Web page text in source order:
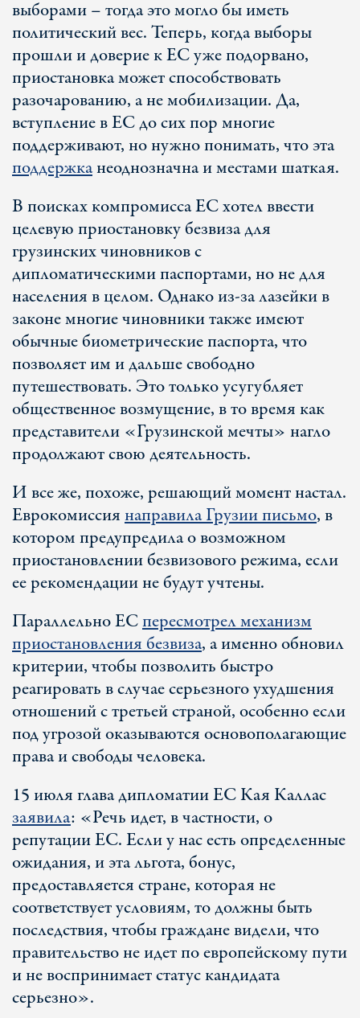
выборами – тогда это могло бы иметь
политический вес. Теперь, когда выборы
прошли и доверие к ЕС уже подорвано,
приостановка может способствовать
разочарованию, а не мобилизации. Да,
вступление в ЕС до сих пор многие
поддерживают, но нужно понимать, что эта
поддержканеоднозначна и местами шаткая.
В поисках компромисса ЕС хотел ввести
целевую приостановку безвиза для
грузинских чиновников с
дипломатическими паспортами, но не для
населения в целом. Однако из-за лазейки в
законе многие чиновники также имеют
обычные биометрические паспорта, что
позволяет им и дальше свободно
путешествовать. Это только усугубляет
общественное возмущение, в то время как
представители «Грузинской мечты» нагло
продолжают свою деятельность.
И все же, похоже, решающий момент настал.
Еврокомиссиянаправила Грузии письмо, в
котором предупредила о возможном
приостановлении безвизового режима, если
ее рекомендации не будут учтены.
Параллельно ЕСпересмотрел механизм
приостановления безвиза, а именно обновил
критерии, чтобы позволить быстро
реагировать в случае серьезного ухудшения
отношений с третьей страной, особенно если
под угрозой оказываются основополагающие
права и свободы человека.
15 июля глава дипломатии ЕС Кая Каллас
заявила: «Речь идет, в частности, о
репутации ЕС. Если у нас есть определенные
ожидания, и эта льгота, бонус,
предоставляется стране, которая не
соответствует условиям, то должны быть
последствия, чтобы граждане видели, что
правительство не идет по европейскому пути
и не воспринимает статус кандидата
серьезно».